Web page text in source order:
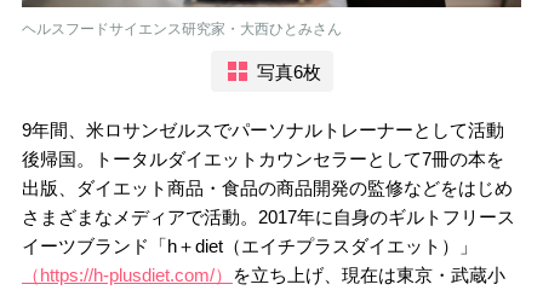
ヘルスフードサイエンス研究家・大西ひとみさん
写真6枚
9年間、米ロサンゼルスでパーソナルトレーナーとして活動
後帰国。トータルダイエットカウンセラーとして7冊の本を
出版、ダイエット商品・食品の商品開発の監修などをはじめ
さまざまなメディアで活動。2017年に自身のギルトフリース
イーツブランド「h＋diet（エイチプラスダイエット）」
（https://h-plusdiet.com/）
を立ち上げ、現在は東京・武蔵小